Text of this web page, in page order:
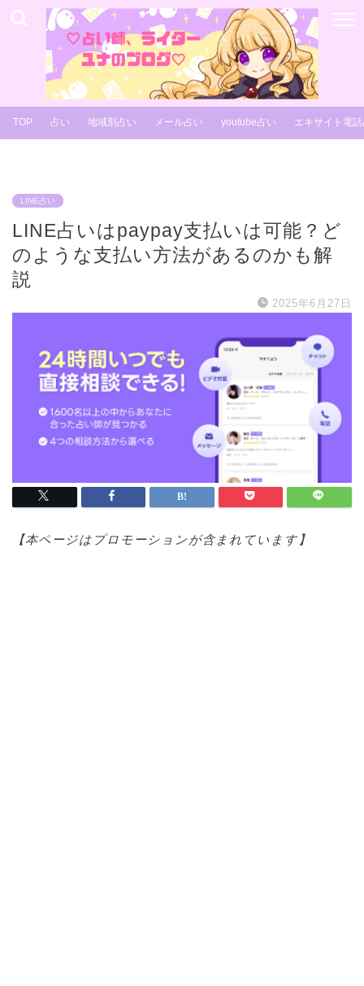
TOP 占い 地域別占い メール占い youtube占い エキサイト電
LINE占い
LINE占いはpaypay支払いは可能？ど
のような支払い方法があるのかも解
説
2025年6月27日
【本ページはプロモーションが含まれています】